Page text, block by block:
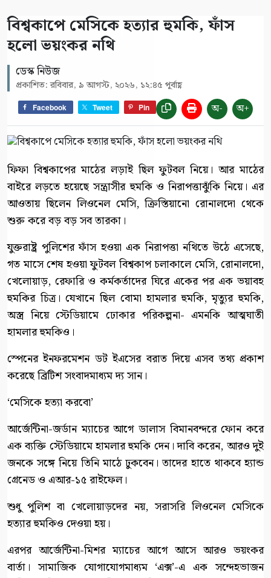
বিশ্বকাপে মেসিকে হত্যার হুমকি, ফাঁস
হলো ভয়ংকর নথি
ডেস্ক নিউজ
প্রকাশিত: রবিবার, ৯ আগস্ট, ২০২৬, ১২:৪৫ পূর্বাহ্ণ
Facebook Tweet Pin অ- অ+
ফিফা বিশ্বকাপের মাঠের লড়াই ছিল ফুটবল নিয়ে। আর মাঠের
বাইরে লড়তে হয়েছে সন্ত্রাসীর হুমকি ও নিরাপত্তাঝুঁকি নিয়ে। এর
আওতায় ছিলেন লিওনেল মেসি, ক্রিস্তিয়ানো রোনালদো থেকে
শুরু করে বড় বড় সব তারকা।
যুক্তরাষ্ট্র পুলিশের ফাঁস হওয়া এক নিরাপত্তা নথিতে উঠে এসেছে,
গত মাসে শেষ হওয়া ফুটবল বিশ্বকাপ চলাকালে মেসি, রোনালদো,
খেলোয়াড়, রেফারি ও কর্মকর্তাদের ঘিরে একের পর এক ভয়াবহ
হুমকির চিত্র। যেখানে ছিল বোমা হামলার হুমকি, মৃত্যুর হুমকি,
অস্ত্র নিয়ে স্টেডিয়ামে ঢোকার পরিকল্পনা- এমনকি আত্মঘাতী
হামলার হুমকিও।
স্পেনের ইনফরমেশন ডট ইএসের বরাত দিয়ে এসব তথ্য প্রকাশ
করেছে ব্রিটিশ সংবাদমাধ্যম দ্য সান।
‘মেসিকে হত্যা করবো’
আর্জেন্টিনা-জর্ডান ম্যাচের আগে ডালাস বিমানবন্দরে ফোন করে
এক ব্যক্তি স্টেডিয়ামে হামলার হুমকি দেন। দাবি করেন, আরও দুই
জনকে সঙ্গে নিয়ে তিনি মাঠে ঢুকবেন। তাদের হাতে থাকবে হ্যান্ড
গ্রেনেড ও এআর-১৫ রাইফেল।
শুধু পুলিশ বা খেলোয়াড়দের নয়, সরাসরি লিওনেল মেসিকে
হত্যার হুমকিও দেওয়া হয়।
এরপর আর্জেন্টিনা-মিশর ম্যাচের আগে আসে আরও ভয়ংকর
বার্তা। সামাজিক যোগাযোগমাধ্যম ‘এক্স’-এ এক সন্দেহভাজন